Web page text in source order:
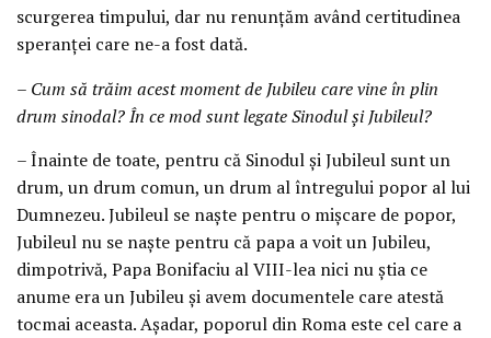
scurgerea timpului, dar nu renunțăm având certitudinea
speranței care ne-a fost dată.
– Cum să trăim acest moment de Jubileu care vine în plin
drum sinodal? În ce mod sunt legate Sinodul și Jubileul?
– Înainte de toate, pentru că Sinodul și Jubileul sunt un
drum, un drum comun, un drum al întregului popor al lui
Dumnezeu. Jubileul se naște pentru o mișcare de popor,
Jubileul nu se naște pentru că papa a voit un Jubileu,
dimpotrivă, Papa Bonifaciu al VIII-lea nici nu știa ce
anume era un Jubileu și avem documentele care atestă
tocmai aceasta. Așadar, poporul din Roma este cel care a